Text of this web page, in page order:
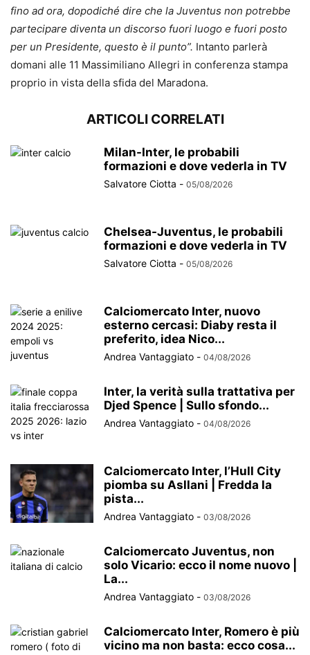
fino ad ora, dopodiché dire che la Juventus non potrebbe
partecipare diventa un discorso fuori luogo e fuori posto
per un Presidente, questo è il punto”. Intanto parlerà
domani alle 11 Massimiliano Allegri in conferenza stampa
proprio in vista della sfida del Maradona.
ARTICOLI CORRELATI
Milan-Inter, le probabili
formazioni e dove vederla in TV
Salvatore Ciotta - 05/08/2026
Chelsea-Juventus, le probabili
formazioni e dove vederla in TV
Salvatore Ciotta - 05/08/2026
Calciomercato Inter, nuovo
esterno cercasi: Diaby resta il
preferito, idea Nico...
Andrea Vantaggiato - 04/08/2026
Inter, la verità sulla trattativa per
Djed Spence | Sullo sfondo...
Andrea Vantaggiato - 04/08/2026
Calciomercato Inter, l’Hull City
piomba su Asllani | Fredda la
pista...
Andrea Vantaggiato - 03/08/2026
Calciomercato Juventus, non
solo Vicario: ecco il nome nuovo |
La...
Andrea Vantaggiato - 03/08/2026
Calciomercato Inter, Romero è più
vicino ma non basta: ecco cosa...